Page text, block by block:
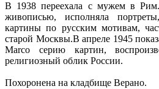
В 1938 переехала с мужем в
живописью, исполняла
картины по русским мотивам,
старой Москвы.В апреле 1945
Marco серию картин,
религиозный облик России.
Похоронена на кладбище Верано.